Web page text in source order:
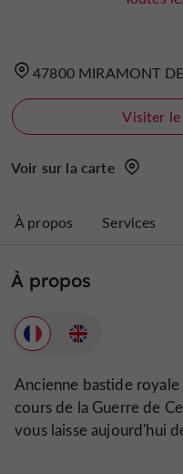
47800 MIRAMONT
Visiter
Voir sur la carte
À propos Services
À propos
Ancienne bastide
cours de la Guerre de
vous laisse aujourd'hui